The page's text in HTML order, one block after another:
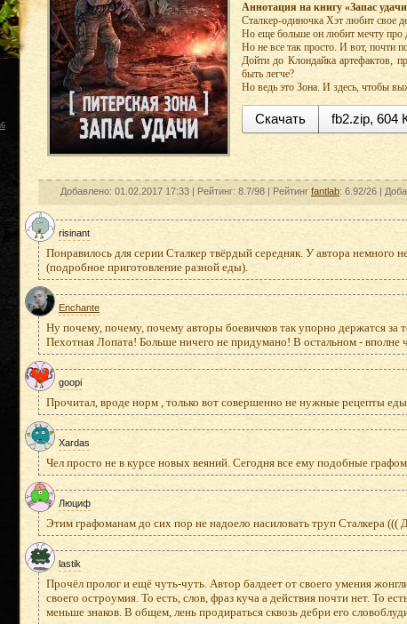
Аннотация на книгу «Запас
Сталкер-одиночка Хэт любит свое
Но еще больше он любит мечту про
Но не все так просто. И вот, почти
Дойти до Клондайка артефактов,
быть легче?
Но ведь это Зона. И здесь, чтобы
Скачать fb2.zip, 604
Добавлено: 01.02.2017 17:33 | Рейтинг: 8.7/98 | Рейтинг fantlab: 6.92/26 |
risinant
Понравилось для серии Сталкер твёрдый середняк. У автора
(подробное приготовление разной еды).
Enchante
Ну почему, почему, почему авторы боевичков так упорно держатся за
Пехотная Лопата! Больше ничего не придумано! В остальном - вполне
goopi
Прочитал, вроде норм , только вот совершенно не нужные рецепты
Xardas
Чел просто не в курсе новых веяний. Сегодня все ему подобные
Люциф
Этим графоманам до сих пор не надоело насиловать труп Сталкера (((
lastik
Прочёл пролог и ещё чуть-чуть. Автор балдеет от своего умения
своего остроумия. То есть, слов, фраз куча а действия почти нет. То
меньше знаков. В общем, лень продираться сквозь дебри его